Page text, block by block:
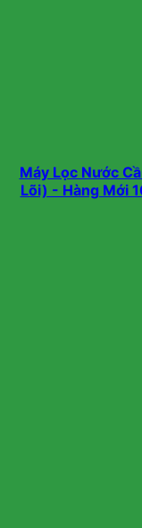
Máy Lọc Nước
Lõi) - Hàng Mới